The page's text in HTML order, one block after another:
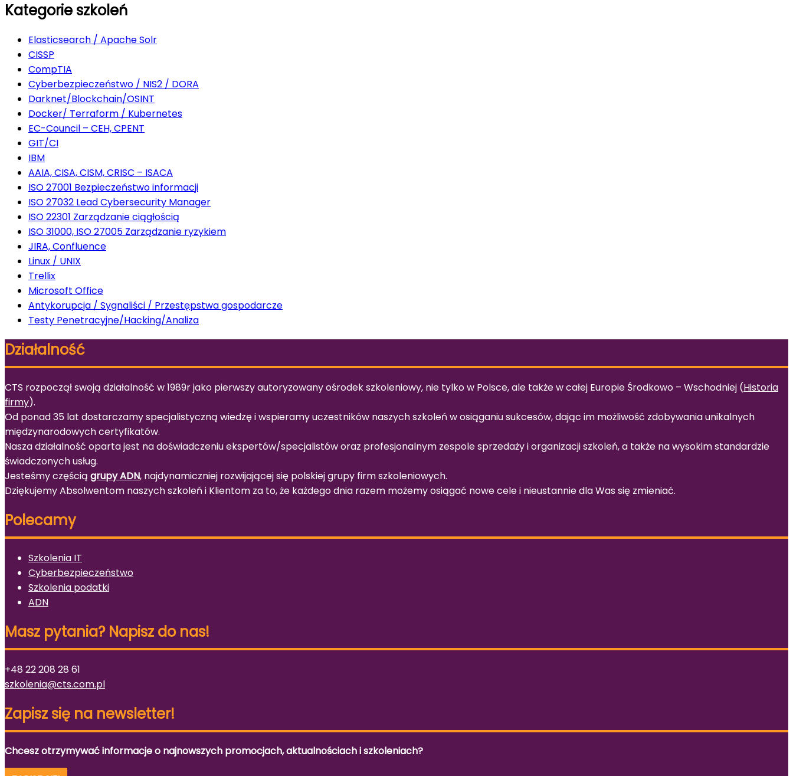
Kategorie szkoleń
Elasticsearch / Apache Solr
CISSP
CompTIA
Cyberbezpieczeństwo / NIS2 / DORA
Darknet/Blockchain/OSINT
Docker/ Terraform / Kubernetes
EC-Council – CEH, CPENT
GIT/CI
IBM
AAIA, CISA, CISM, CRISC – ISACA
ISO 27001 Bezpieczeństwo informacji
ISO 27032 Lead Cybersecurity Manager
ISO 22301 Zarządzanie ciągłością
ISO 31000, ISO 27005 Zarządzanie ryzykiem
JIRA, Confluence
Linux / UNIX
Trellix
Microsoft Office
Antykorupcja / Sygnaliści / Przestępstwa gospodarcze
Testy Penetracyjne/Hacking/Analiza
Działalność
CTS rozpoczął swoją działalność w 1989r jako pierwszy autoryzowany ośrodek szkoleniowy, nie tylko w Polsce, ale także w całej Europie Środkowo – Wschodniej (Historia
firmy).
Od ponad 35 lat dostarczamy specjalistyczną wiedzę i wspieramy uczestników naszych szkoleń w osiąganiu sukcesów, dając im możliwość zdobywania unikalnych
międzynarodowych certyfikatów.
Nasza działalność oparta jest na doświadczeniu ekspertów/specjalistów oraz profesjonalnym zespole sprzedaży i organizacji szkoleń, a także na wysokim standardzie
świadczonych usług.
Jesteśmy częścią grupy ADN, najdynamiczniej rozwijającej się polskiej grupy firm szkoleniowych.
Dziękujemy Absolwentom naszych szkoleń i Klientom za to, że każdego dnia razem możemy osiągać nowe cele i nieustannie dla Was się zmieniać.
Polecamy
Szkolenia IT
Cyberbezpieczeństwo
Szkolenia podatki
ADN
Masz pytania? Napisz do nas!
+48 22 208 28 61
szkolenia@cts.com.pl
Zapisz się na newsletter!
Chcesz otrzymywać informacje o najnowszych promocjach, aktualnościach i szkoleniach?